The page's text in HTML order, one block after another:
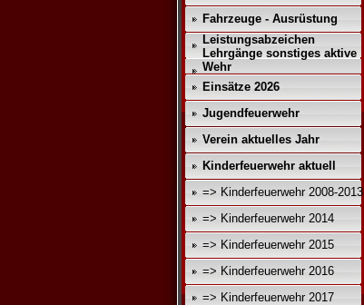
Fahrzeuge - Ausrüstung
Leistungsabzeichen
Lehrgänge sonstiges aktive
Wehr
Einsätze 2026
Jugendfeuerwehr
Verein aktuelles Jahr
Kinderfeuerwehr aktuell
=> Kinderfeuerwehr 2008-2013
=> Kinderfeuerwehr 2014
=> Kinderfeuerwehr 2015
=> Kinderfeuerwehr 2016
=> Kinderfeuerwehr 2017